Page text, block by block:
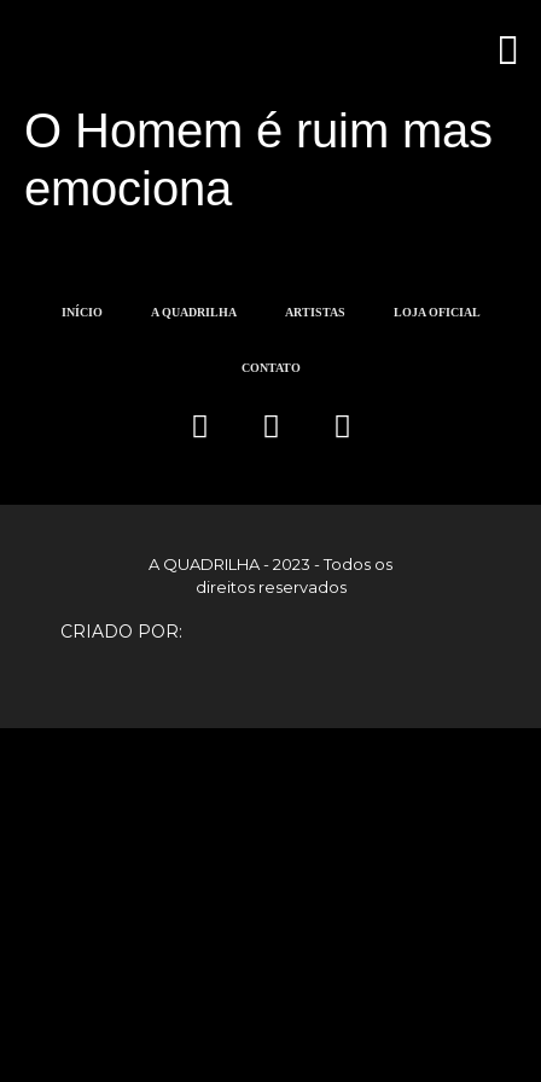
O Homem é ruim mas
emociona
INÍCIO A QUADRILHA ARTISTAS LOJA OFICIAL
CONTATO
A QUADRILHA - 2023 - Todos os
direitos reservados
CRIADO POR: